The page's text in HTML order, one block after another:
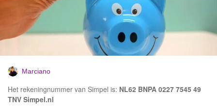
Marciano
Het rekeningnummer van Simpel is: NL62 BNPA 0227 7545 49
TNV Simpel.nl